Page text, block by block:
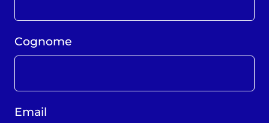
Cognome
Email